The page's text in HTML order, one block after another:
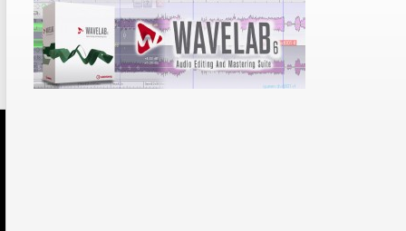
Korg lanza SDD-3000, el nuevo
pedal de delay.
Tutorial de CLA Effects, aprende a
aplicar efectos a tus voces.